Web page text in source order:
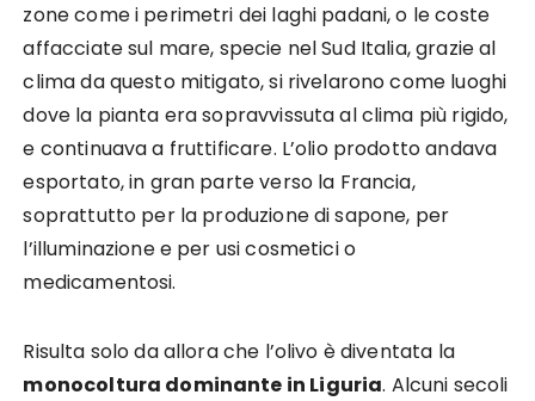
zone come i perimetri dei laghi padani, o le coste
affacciate sul mare, specie nel Sud Italia, grazie al
clima da questo mitigato, si rivelarono come luoghi
dove la pianta era sopravvissuta al clima più rigido,
e continuava a fruttificare. L’olio prodotto andava
esportato, in gran parte verso la Francia,
soprattutto per la produzione di sapone, per
l’illuminazione e per usi cosmetici o
medicamentosi.
Risulta solo da allora che l’olivo è diventata la
monocoltura dominante in Liguria. Alcuni secoli